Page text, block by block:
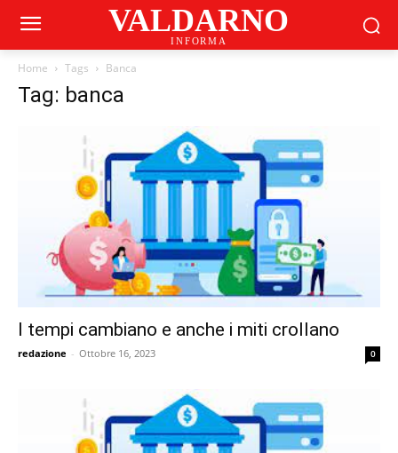
VALDARNO
INFORMA
Home Tags Banca
Tag: banca
I tempi cambiano e anche i miti crollano
redazione - Ottobre 16, 2023 0